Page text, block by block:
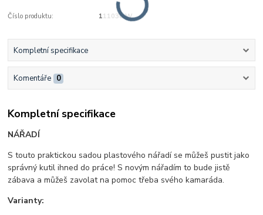
Číslo produktu: 111038 W
Kompletní specifikace
Komentáře 0
Kompletní specifikace
NÁŘADÍ
S touto praktickou sadou plastového nářadí se můžeš pustit jako
správný kutil ihned do práce! S novým nářadím to bude jistě
zábava a můžeš zavolat na pomoc třeba svého kamaráda.
Varianty: